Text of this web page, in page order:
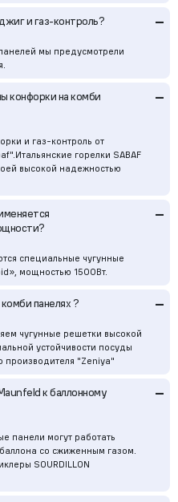
и газ-контроль? –
мы предусмотрели
конфорки на комби
–
и газ-контроль от
горелки SABAF
высокой надежностью
–
специальные чугунные
мощностью 1500Вт.
панелях ? –
чугунные решетки высокой
устойчивости посуды
производителя "Zeniya"
к баллонному
–
панели могут работать
баллона со сжиженным газом.
SOURDILLON